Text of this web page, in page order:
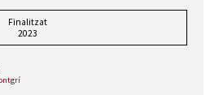
Finalitzat
2023